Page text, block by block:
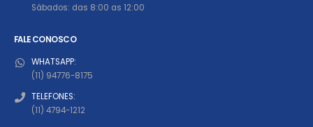
Sábados: das 8:00 as 12:00
FALE CONOSCO
WHATSAPP:
(11) 94776-8175
TELEFONES:
(11) 4794-1212